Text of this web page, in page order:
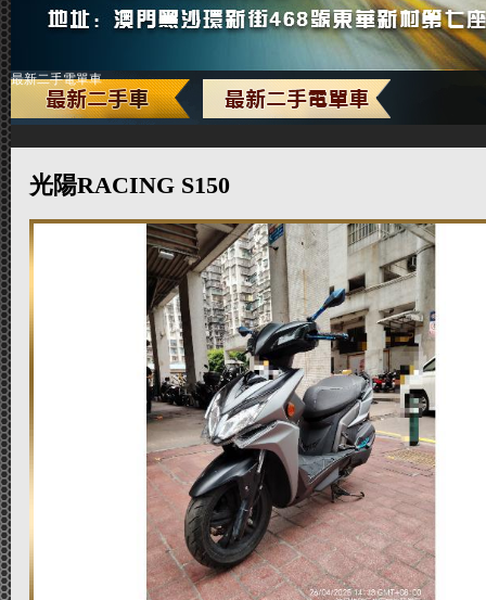
最新二手電單車
光陽RACING S150